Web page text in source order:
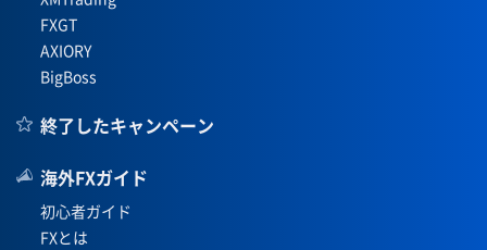
FXGT
AXIORY
BigBoss
終了したキャンペーン
海外FXガイド
初心者ガイド
FXとは